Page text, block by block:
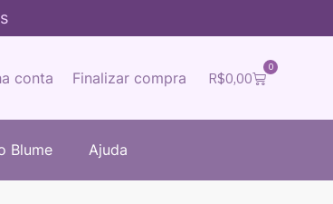
R$0,00
0
conta Finalizar compra
Blume Ajuda